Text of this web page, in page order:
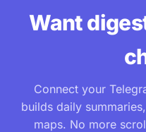
Want
Connect your
builds daily
maps. No more